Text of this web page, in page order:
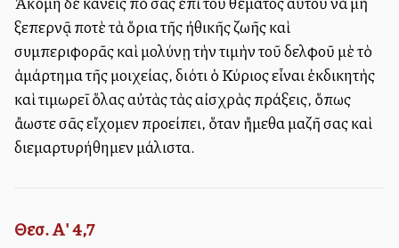
ξεπερνᾷ ποτὲ τὰ ὅρια τῆς ἠθικῆς ζωῆς καὶ
συμπεριφορᾶς καὶ μολύνῃ τὴν τιμὴν τοῦ ἀδελφοῦ μὲ τὸ
ἁμάρτημα τῆς μοιχείας, διότι ὁ Κύριος εἶναι ἐκδικητὴς
καὶ τιμωρεῖ ὅλας αὐτὰς τὰς αἰσχρὰς πράξεις, ὅπως
ἄλλωστε σᾶς εἴχομεν προείπει, ὅταν ἤμεθα μαζῆ σας καὶ
διεμαρτυρήθημεν μάλιστα.
Θεσ. Α' 4,7